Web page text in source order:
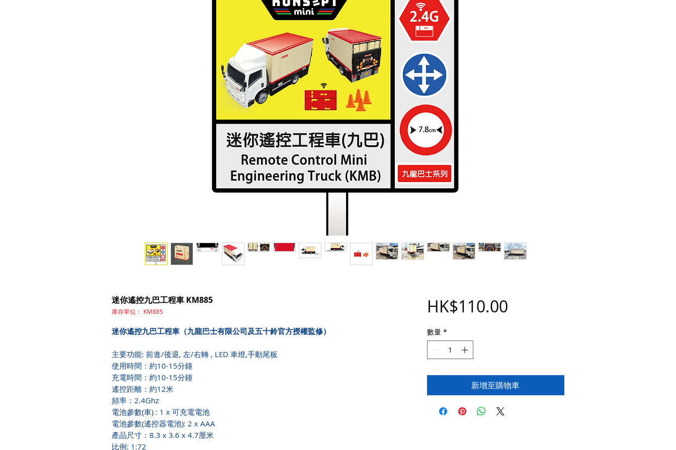
迷你遙控九巴工程車 KM885
庫存單位： KM885
迷你遙控九巴工程車（九龍巴士有限公司及五十鈴官方授權監修）
主要功能: 前進/後退, 左/右轉 , LED 車燈,手動尾板
使用時間：約10-15分鐘
充電時間：約10-15分鐘
遙控距離：約12米
頻率：2.4Ghz
電池參數(車) : 1 x 可充電電池
電池參數(遙控器電池): 2 x AAA
產品尺寸：8.3 x 3.6 x 4.7厘米
比例: 1:72
HK$110.00價
數量 *
新增至購物車